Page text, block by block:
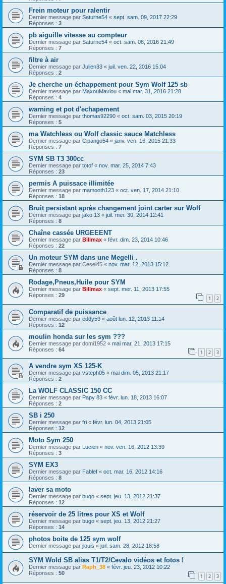
Frein moteur pour ralentir
Dernier message par Saturne54 « sept. sam. 09, 2017 22:29
Réponses : 3
pb aiguille vitesse au compteur
Dernier message par Saturne54 « oct. sam. 08, 2016 21:49
Réponses : 7
filtre à air
Dernier message par Julien33 « juil. ven. 22, 2016 15:04
Réponses : 2
Je cherche un échappement pour Sym Wolf 125 sb
Dernier message par MaxouMaviou « mai mar. 31, 2016 21:28
Réponses : 4
warning et pot d'echapement
Dernier message par thomas92290 « oct. sam. 03, 2015 20:19
Réponses : 5
ma Watchless ou Wolf classic sauce Matchless
Dernier message par Cipango54 « janv. ven. 16, 2015 21:33
Réponses : 7
SYM SB T3 300cc
Dernier message par totof « nov. mar. 25, 2014 7:43
Réponses : 23
permis A puissace illimitée
Dernier message par mamooth123 « oct. ven. 17, 2014 21:10
Réponses : 18
Bruit persistant après changement joint carter sur Wolf
Dernier message par jako 13 « juil. mer. 30, 2014 12:41
Réponses : 8
Chaîne cassée URGEEENT
Dernier message par Billmax « févr. dim. 23, 2014 10:46
Réponses : 22
Un moteur SYM dans une Megelli .
Dernier message par Cesel45 « nov. mar. 12, 2013 15:12
Réponses : 8
Rodage,Pneus,Huile pour SYM
Dernier message par Billmax « sept. mer. 11, 2013 17:55
Réponses : 29 1 2
Comparatif de puissance
Dernier message par eddy59 « août lun. 12, 2013 11:14
Réponses : 12
moulin honda sur les sym ???
Dernier message par domi1952 « mai mar. 21, 2013 17:15
Réponses : 64 1 2 3
A vendre sym XS 125-K
Dernier message par vsteph05 « mai dim. 05, 2013 21:17
Réponses : 2
La WOLF CLASSIC 150 CC
Dernier message par Papy 83 « févr. lun. 18, 2013 16:07
Réponses : 2
SB i 250
Dernier message par fri « févr. lun. 04, 2013 21:05
Réponses : 12
Moto Sym 250
Dernier message par Lucien « nov. ven. 16, 2012 13:39
Réponses : 3
SYM EX3
Dernier message par Fablef « oct. mar. 16, 2012 14:16
Réponses : 8
laver sa moto
Dernier message par bugo « sept. jeu. 13, 2012 21:37
Réponses : 12
réservoir de 25 litres pour XS et Wolf
Dernier message par bugo « sept. jeu. 13, 2012 21:27
Réponses : 14
photos boite de 125 sym wolf
Dernier message par jlouis « juil. sam. 28, 2012 18:58
SYM Wold SB alias T1/T2/Cevalo vidéos et fotos !
Dernier message par Raph_38 « févr. jeu. 23, 2012 10:22
Réponses : 50 1 2 3